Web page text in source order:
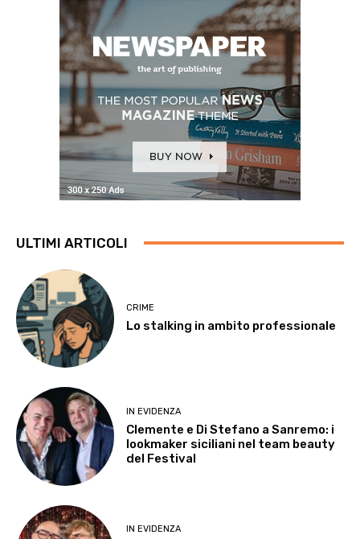
ULTIMI ARTICOLI
CRIME
Lo stalking in ambito professionale
IN EVIDENZA
Clemente e Di Stefano a Sanremo: i
lookmaker siciliani nel team beauty
del Festival
IN EVIDENZA